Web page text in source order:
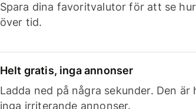
Spara dina favoritvalutor för att se
över tid.
Helt gratis, inga annonser
Ladda ned på några sekunder. Den
inga irriterande annonser.